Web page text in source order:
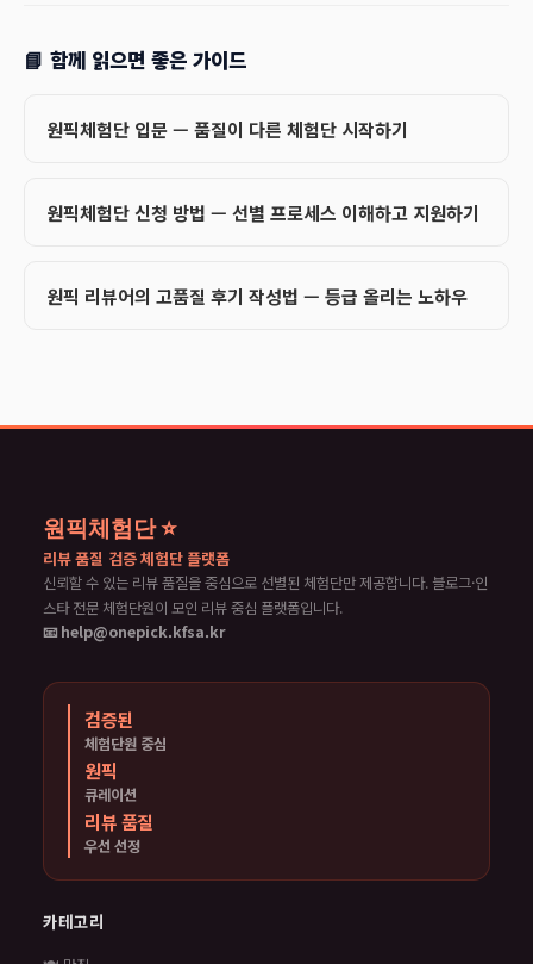
📘 함께 읽으면 좋은 가이드
원픽체험단 입문 — 품질이 다른 체험단 시작하기
원픽체험단 신청 방법 — 선별 프로세스 이해하고 지원하기
원픽 리뷰어의 고품질 후기 작성법 — 등급 올리는 노하우
원픽체험단 ⭐
리뷰 품질 검증 체험단 플랫폼
신뢰할 수 있는 리뷰 품질을 중심으로 선별된 체험단만 제공합니다. 블로그·인
스타 전문 체험단원이 모인 리뷰 중심 플랫폼입니다.
📧 help@onepick.kfsa.kr
검증된
체험단원 중심
원픽
큐레이션
리뷰 품질
우선 선정
카테고리